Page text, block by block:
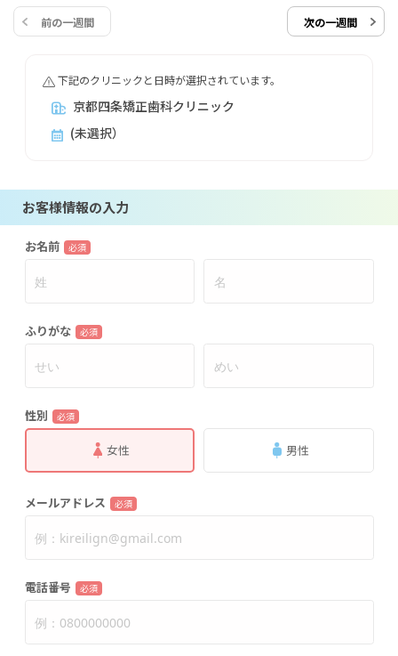
前の一週間 次の一週間
下記のクリニックと日時が選択されています。
京都四条矯正歯科クリニック
(未選択）
お客様情報の入力
お名前 必須
ふりがな 必須
性別 必須
女性 男性
メールアドレス 必須
電話番号 必須